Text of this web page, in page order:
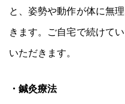
と、姿勢や動作が体に無
きます。ご自宅で続けて
いただきます。
・鍼灸療法